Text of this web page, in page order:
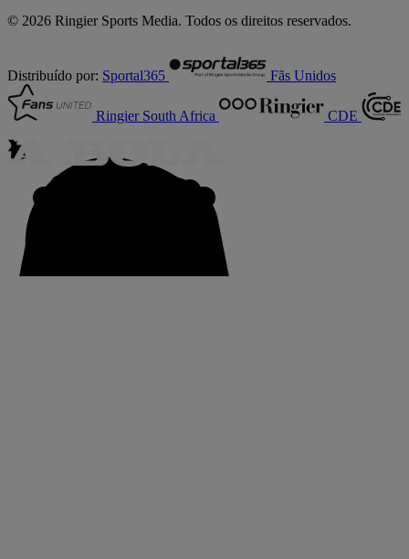
© 2026 Ringier Sports Media. Todos os direitos reservados.
Distribuído por: Sportal365 Fãs Unidos
Ringier South Africa CDE